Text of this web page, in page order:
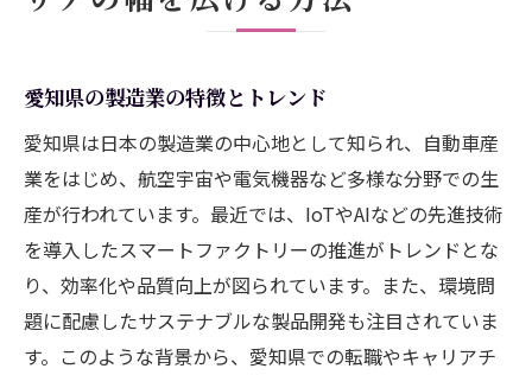
愛知県の製造業の特徴とトレンド
愛知県は日本の製造業の中心地として知られ、自動車産
業をはじめ、航空宇宙や電気機器など多様な分野での生
産が行われています。最近では、IoTやAIなどの先進技術
を導入したスマートファクトリーの推進がトレンドとな
り、効率化や品質向上が図られています。また、環境問
題に配慮したサステナブルな製品開発も注目されていま
す。このような背景から、愛知県での転職やキャリアチ